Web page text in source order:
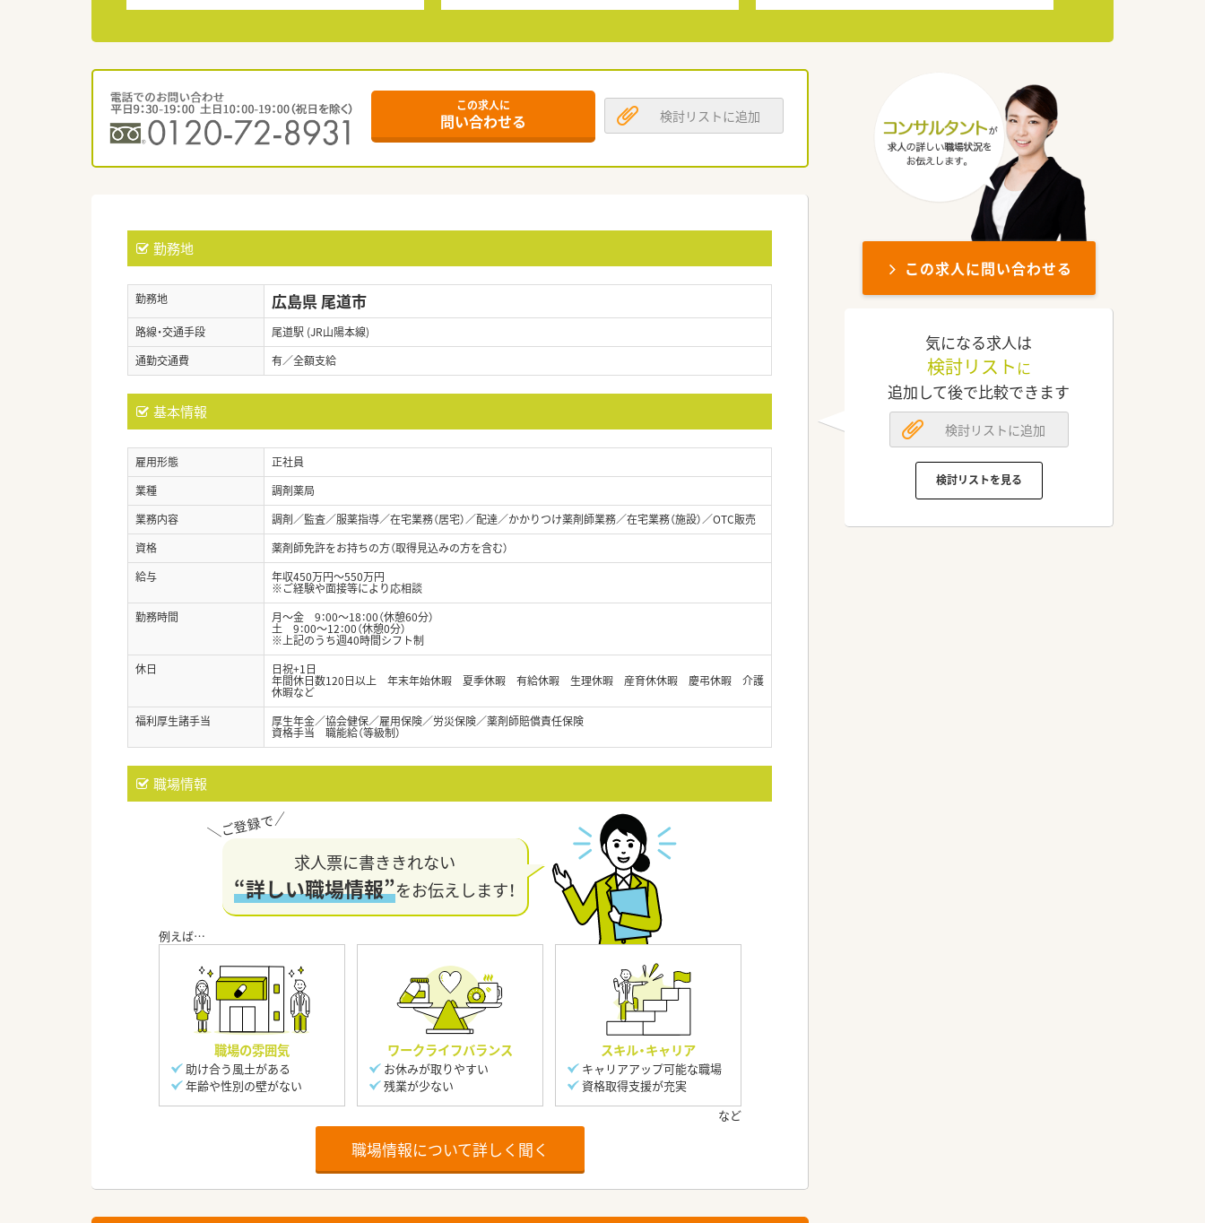
この求人に
問い合わせる 検討リストに追加
勤務地
勤務地 広島県 尾道市
路線・交通手段
尾道駅 (JR山陽本線)
通勤交通費
有／全額支給
基本情報
雇用形態
正社員
業種
調剤薬局
業務内容
調剤／監査／服薬指導／在宅業務（居宅）／配達／かかりつけ薬剤師業務／在宅業務（施設）／OTC販売
資格
薬剤師免許をお持ちの方（取得見込みの方を含む）
給与
年収450万円～550万円
※ご経験や面接等により応相談
勤務時間
月～金 9：00～18：00（休憩60分）
土 9：00～12：00（休憩0分）
※上記のうち週40時間シフト制
休日
日祝+1日
年間休日数120日以上 年末年始休暇 夏季休暇 有給休暇 生理休暇 産育休休暇 慶弔休暇 介護
休暇など
福利厚生諸手当
厚生年金／協会健保／雇用保険／労災保険／薬剤師賠償責任保険
資格手当 職能給（等級制）
職場情報
求人票に書ききれない
“詳しい職場情報”をお伝えします！
職場の雰囲気
助け合う風土がある
年齢や性別の壁がない
ワークライフバランス
お休みが取りやすい
残業が少ない
スキル・キャリア
キャリアアップ可能な職場
資格取得支援が充実
職場情報について詳しく聞く
この求人に問い合わせる
気になる求人は
検討リスト に
追加して後で比較できます
検討リストに追加
検討リストを見る